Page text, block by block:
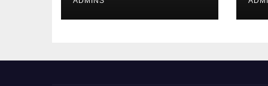
en Ceuta pero con
la idea de volver a
fácil»